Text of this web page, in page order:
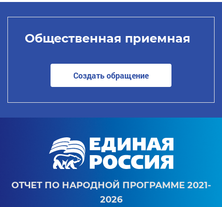
Общественная приемная
Создать обращение
ОТЧЕТ ПО НАРОДНОЙ ПРОГРАММЕ 2021-
2026